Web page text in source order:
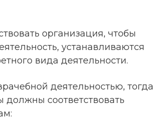
организация, чтобы
устанавливаются
вида деятельности.
деятельностью, тогда
должны соответствовать